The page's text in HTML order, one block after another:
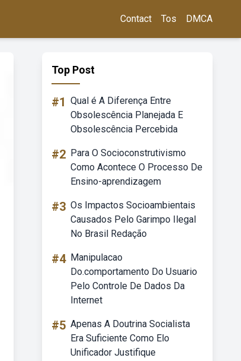
Contact Tos DMCA
Top Post
#1 Qual é A Diferença Entre
Obsolescência Planejada E
Obsolescência Percebida
#2 Para O Socioconstrutivismo
Como Acontece O Processo De
Ensino-aprendizagem
#3 Os Impactos Socioambientais
Causados Pelo Garimpo Ilegal
No Brasil Redação
#4 Manipulacao
Do.comportamento Do Usuario
Pelo Controle De Dados Da
Internet
#5 Apenas A Doutrina Socialista
Era Suficiente Como Elo
Unificador Justifique